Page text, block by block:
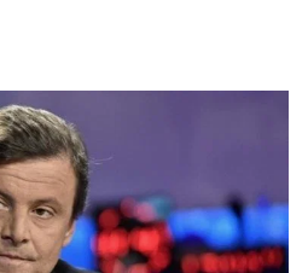
per conto suo»